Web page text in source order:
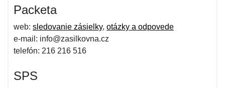
Packeta
web: sledovanie zásielky, otázky a odpovede
e-mail: info@zasilkovna.cz
telefón: 216 216 516
SPS